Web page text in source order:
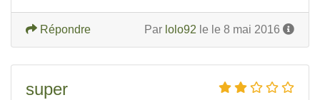
Par lolo92 le le 8 mai 2016
Répondre
super